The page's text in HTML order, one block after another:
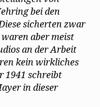
ein
bei den
sicherten zwar
aber meist
an der Arbeit
kein wirkliches
1941 schreibt
in dieser